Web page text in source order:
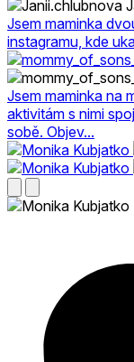
Jsem maminka
instagramu, kde
Jsem maminka na
aktivitám s nimi
sobě. Objev...